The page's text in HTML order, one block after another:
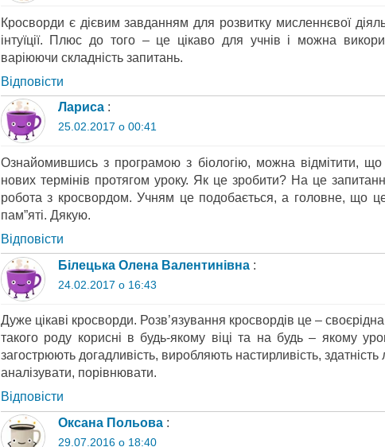
Кросворди є дієвим завданням для розвитку мисленнєвої
інтуїції. Плюс до того – це цікаво для учнів і можна
варіюючи складність запитань.
Відповіcти
Лариса :
25.02.2017 о 00:41
Ознайомившись з програмою з біологію, можна відмітити, що
нових термінів протягом уроку. Як це зробити? На це
робота з кросвордом. Учням це подобається, а головне, що
пам”яті. Дякую.
Відповіcти
Білецька Олена Валентинівна :
24.02.2017 о 16:43
Дуже цікаві кросворди. Розв’язування кросвордів це –
такого роду корисні в будь-якому віці та на будь – якому
загострюють догадливість, виробляють настирливість, здатність
аналізувати, порівнювати.
Відповіcти
Оксана Польова :
29.07.2016 о 18:40